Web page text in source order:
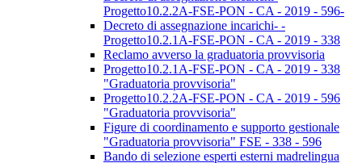
Progetto10.2.2A-FSE-PON - CA - 2019 - 596-
Decreto di assegnazione incarichi- -
Progetto10.2.1A-FSE-PON - CA - 2019 - 338
Reclamo avverso la graduatoria provvisoria
Progetto10.2.1A-FSE-PON - CA - 2019 - 338
"Graduatoria provvisoria"
Progetto10.2.2A-FSE-PON - CA - 2019 - 596
"Graduatoria provvisoria"
Figure di coordinamento e supporto gestionale
"Graduatoria provvisoria" FSE - 338 - 596
Bando di selezione esperti esterni madrelingua